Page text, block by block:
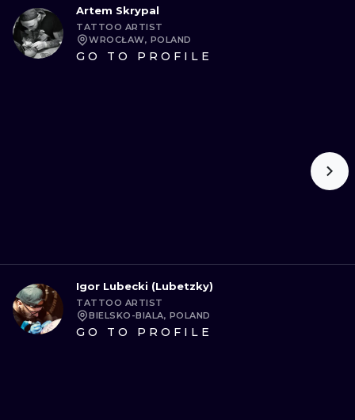
Artem Skrypal
TATTOO ARTIST
WROCŁAW, POLAND
GO TO PROFILE
Igor Lubecki (Lubetzky)
TATTOO ARTIST
BIELSKO-BIALA, POLAND
GO TO PROFILE